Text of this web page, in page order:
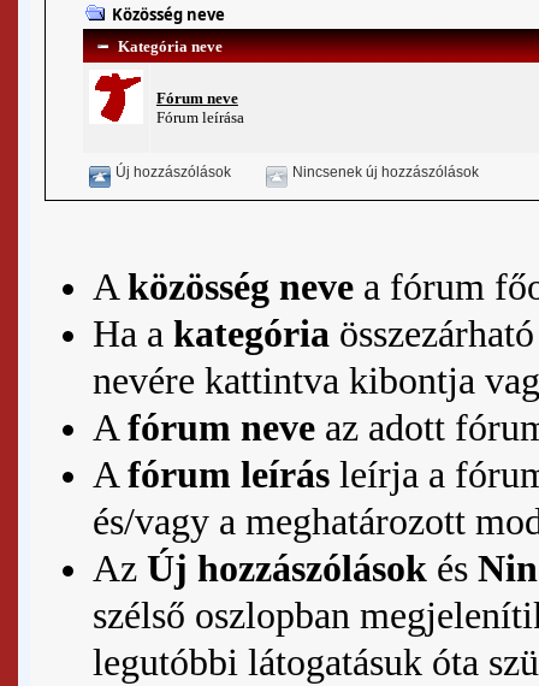
Közösség neve
Kategória neve
Fórum neve
Fórum leírása
Új hozzászólások Nincsenek új hozzászólások
Aközösség nevea fórum
Ha a kategória
nevére kattintva kibontja
Afórum neveaz adott
Afórum leírásleírja a
és/vagy a meghatározott
Az Új hozzászólásokés
szélső oszlopban
legutóbbi látogatásuk óta